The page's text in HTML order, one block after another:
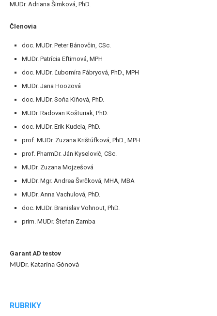
MUDr. Adriana Šimková, PhD.
Členovia
doc. MUDr. Peter Bánovčin, CSc.
MUDr. Patrícia Eftimová, MPH
doc. MUDr. Ľubomíra Fábryová, PhD., MPH
MUDr. Jana Hoozová
doc. MUDr. Soňa Kiňová, PhD.
MUDr. Radovan Košturiak, PhD.
doc. MUDr. Erik Kudela, PhD.
prof. MUDr. Zuzana Krištúfková, PhD., MPH
prof. PharmDr. Ján Kyselovič, CSc.
MUDr. Zuzana Mojzešová
MUDr. Mgr. Andrea Švrčková, MHA, MBA
MUDr. Anna Vachulová, PhD.
doc. MUDr. Branislav Vohnout, PhD.
prim. MUDr. Štefan Zamba
Garant AD testov
MUDr. Katarína Gónová
RUBRIKY